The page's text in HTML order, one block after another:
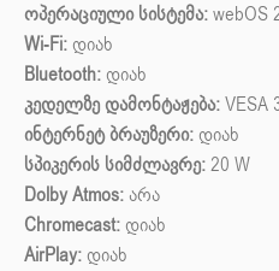
ოპერაციული სისტემა:webOS
Wi-Fi: დიახ
Bluetooth: დიახ
კედელზე დამონტაჟება:VESA
ინტერნეტ ბრაუზერი: დიახ
სპიკერის სიმძლავრე:20 W
Dolby Atmos:არა
Chromecast: დიახ
AirPlay: დიახ